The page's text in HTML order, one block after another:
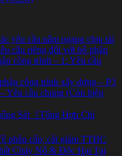
yêu cầu nằm ngang chịu tải
cầu riêng đối với bộ phận
công trình – 1: Yêu cầu
công trình xây dựng – P3
Yêu cầu chung (Còn hiệu
Sét《Tổng Hợp Chi
phân cấp, cắt giảm TTHC
Cháy Nổ & Độc Hại Tại